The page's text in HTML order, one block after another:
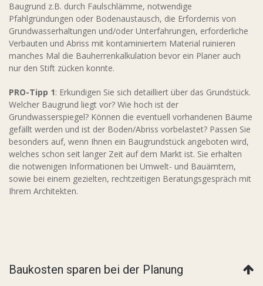
Baugrund z.B. durch Faulschlämme, notwendige
Pfahlgründungen oder Bodenaustausch, die Erfordernis von
Grundwasserhaltungen und/oder Unterfahrungen, erforderliche
Verbauten und Abriss mit kontaminiertem Material ruinieren
manches Mal die Bauherrenkalkulation bevor ein Planer auch
nur den Stift zücken konnte.
PRO-Tipp 1: Erkundigen Sie sich detailliert über das Grundstück.
Welcher Baugrund liegt vor? Wie hoch ist der
Grundwasserspiegel? Können die eventuell vorhandenen Bäume
gefällt werden und ist der Boden/Abriss vorbelastet? Passen Sie
besonders auf, wenn Ihnen ein Baugrundstück angeboten wird,
welches schon seit langer Zeit auf dem Markt ist. Sie erhalten
die notwenigen Informationen bei Umwelt- und Bauämtern,
sowie bei einem gezielten, rechtzeitigen Beratungsgespräch mit
Ihrem Architekten.
Baukosten sparen bei der Planung